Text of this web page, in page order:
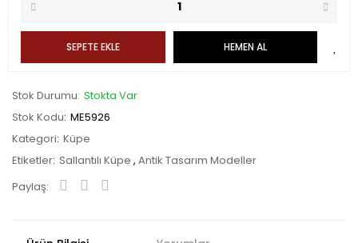
SEPETE EKLE HEMEN AL
Stok Durumu Stokta Var
Stok Kodu ME5926
Kategori Küpe
Etiketler Sallantılı Küpe , Antik Tasarım Modeller
Paylaş: